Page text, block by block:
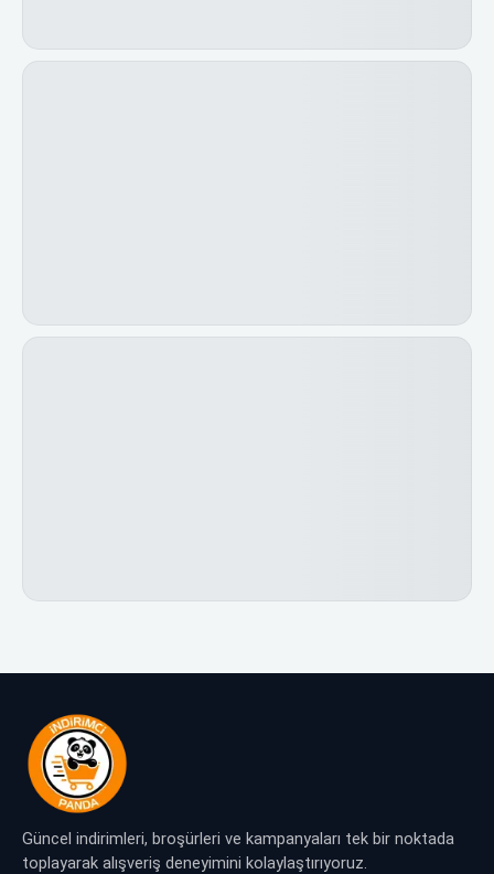
Güncel indirimleri, broşürleri ve kampanyaları tek bir noktada
toplayarak alışveriş deneyimini kolaylaştırıyoruz.